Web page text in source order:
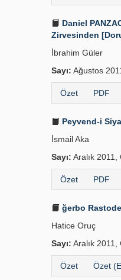
Daniel
Zirvesinden
İ̇brahim Güler
Sayı: Ağustos
Özet PDF
Peyvend-i
İ̇smail Aka
Sayı: Aralık 2011,
Özet PDF
ğerbo
Hatice Oruç
Sayı: Aralık 2011,
Özet Özet